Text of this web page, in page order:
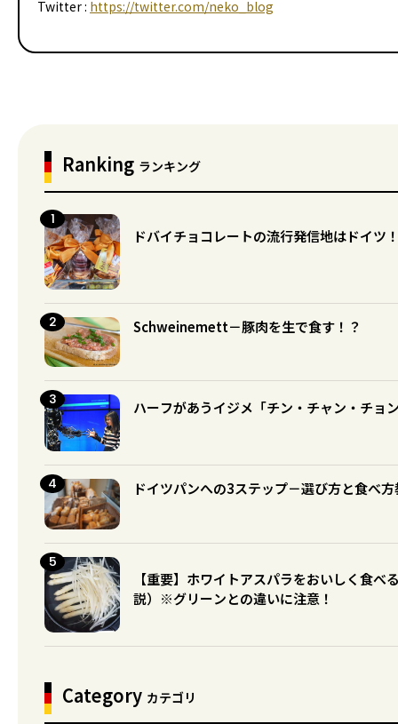
Twitter : https://twitter.com/neko_blog
Ranking ランキング
ドバイチョコレートの流行発信地はドイツ
Schweinemett－豚肉を生で食す！？
ハーフがあうイジメ「チン・チャン・チョ
ドイツパンへの3ステップ－選び方と食べ
【重要】ホワイトアスパラをおいしく食べ
説）※グリーンとの違いに注意！
Category カテゴリ